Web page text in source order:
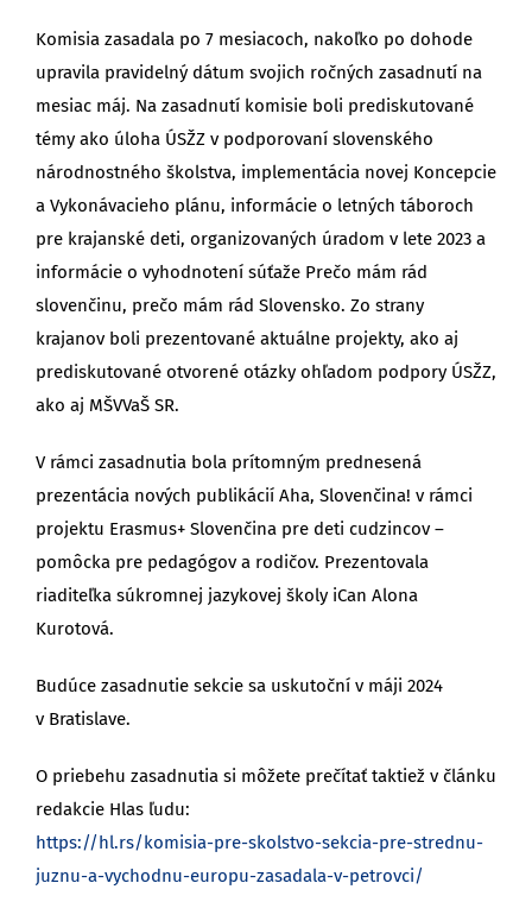
Komisia zasadala po 7 mesiacoch, nakoľko po dohode
upravila pravidelný dátum svojich ročných zasadnutí na
mesiac máj. Na zasadnutí komisie boli prediskutované
témy ako úloha ÚSŽZ v podporovaní slovenského
národnostného školstva, implementácia novej Koncepcie
a Vykonávacieho plánu, informácie o letných táboroch
pre krajanské deti, organizovaných úradom v lete 2023 a
informácie o vyhodnotení súťaže Prečo mám rád
slovenčinu, prečo mám rád Slovensko. Zo strany
krajanov boli prezentované aktuálne projekty, ako aj
prediskutované otvorené otázky ohľadom podpory ÚSŽZ,
ako aj MŠVVaŠ SR.
V rámci zasadnutia bola prítomným prednesená
prezentácia nových publikácií Aha, Slovenčina! v rámci
projektu Erasmus+ Slovenčina pre deti cudzincov –
pomôcka pre pedagógov a rodičov. Prezentovala
riaditeľka súkromnej jazykovej školy iCan Alona
Kurotová.
Budúce zasadnutie sekcie sa uskutoční v máji 2024
v Bratislave.
O priebehu zasadnutia si môžete prečítať taktiež v článku
redakcie Hlas ľudu:
https://hl.rs/komisia-pre-skolstvo-sekcia-pre-strednu-
juznu-a-vychodnu-europu-zasadala-v-petrovci/